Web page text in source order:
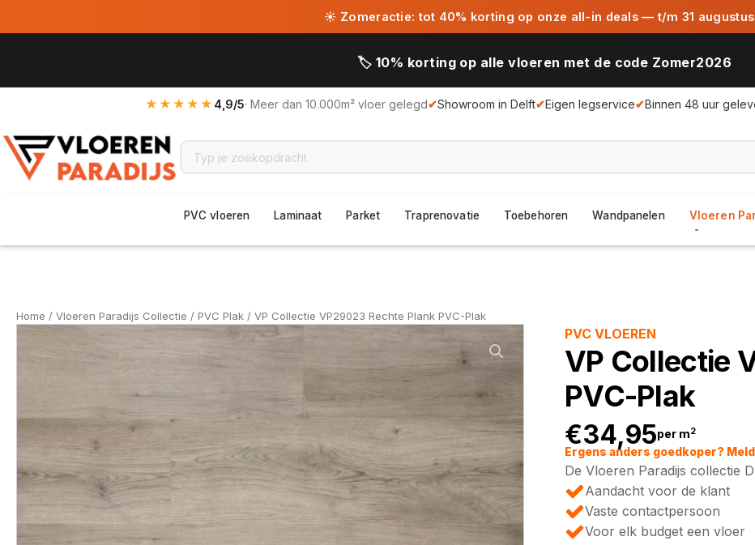
☀ Zomeractie: tot 40% korting op onze all-in deals — t/m 31 augustus
🏷️ 10% korting op alle vloeren met de code Zomer2026
★★★★★ 4,9/5· Meer dan 10.000m² vloer gelegd✔Showroom in Delft✔Eigen legservice✔Binnen 48 uur
PVC vloeren Laminaat Parket Traprenovatie Toebehoren Wandpanelen Vloeren
Home / Vloeren Paradijs Collectie / PVC Plak / VP Collectie VP29023 Rechte Plank PVC-Plak
PVC VLOEREN
VP Collectie
PVC-Plak
€34,95per m2
Ergens anders goedkoper?
De Vloeren Paradijs collectie
Aandacht voor de klant
Vaste contactpersoon
Voor elk budget een vloer